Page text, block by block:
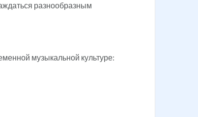
разнообразным
музыкальной культуре: